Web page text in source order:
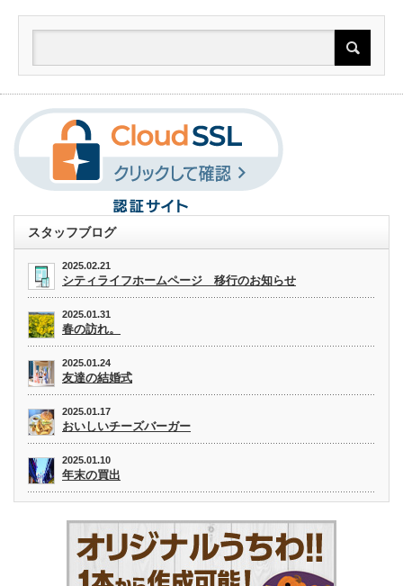
スタッフブログ
2025.02.21
シティライフホームページ 移行のお知らせ
2025.01.31
春の訪れ。
2025.01.24
友達の結婚式
2025.01.17
おいしいチーズバーガー
2025.01.10
年末の買出